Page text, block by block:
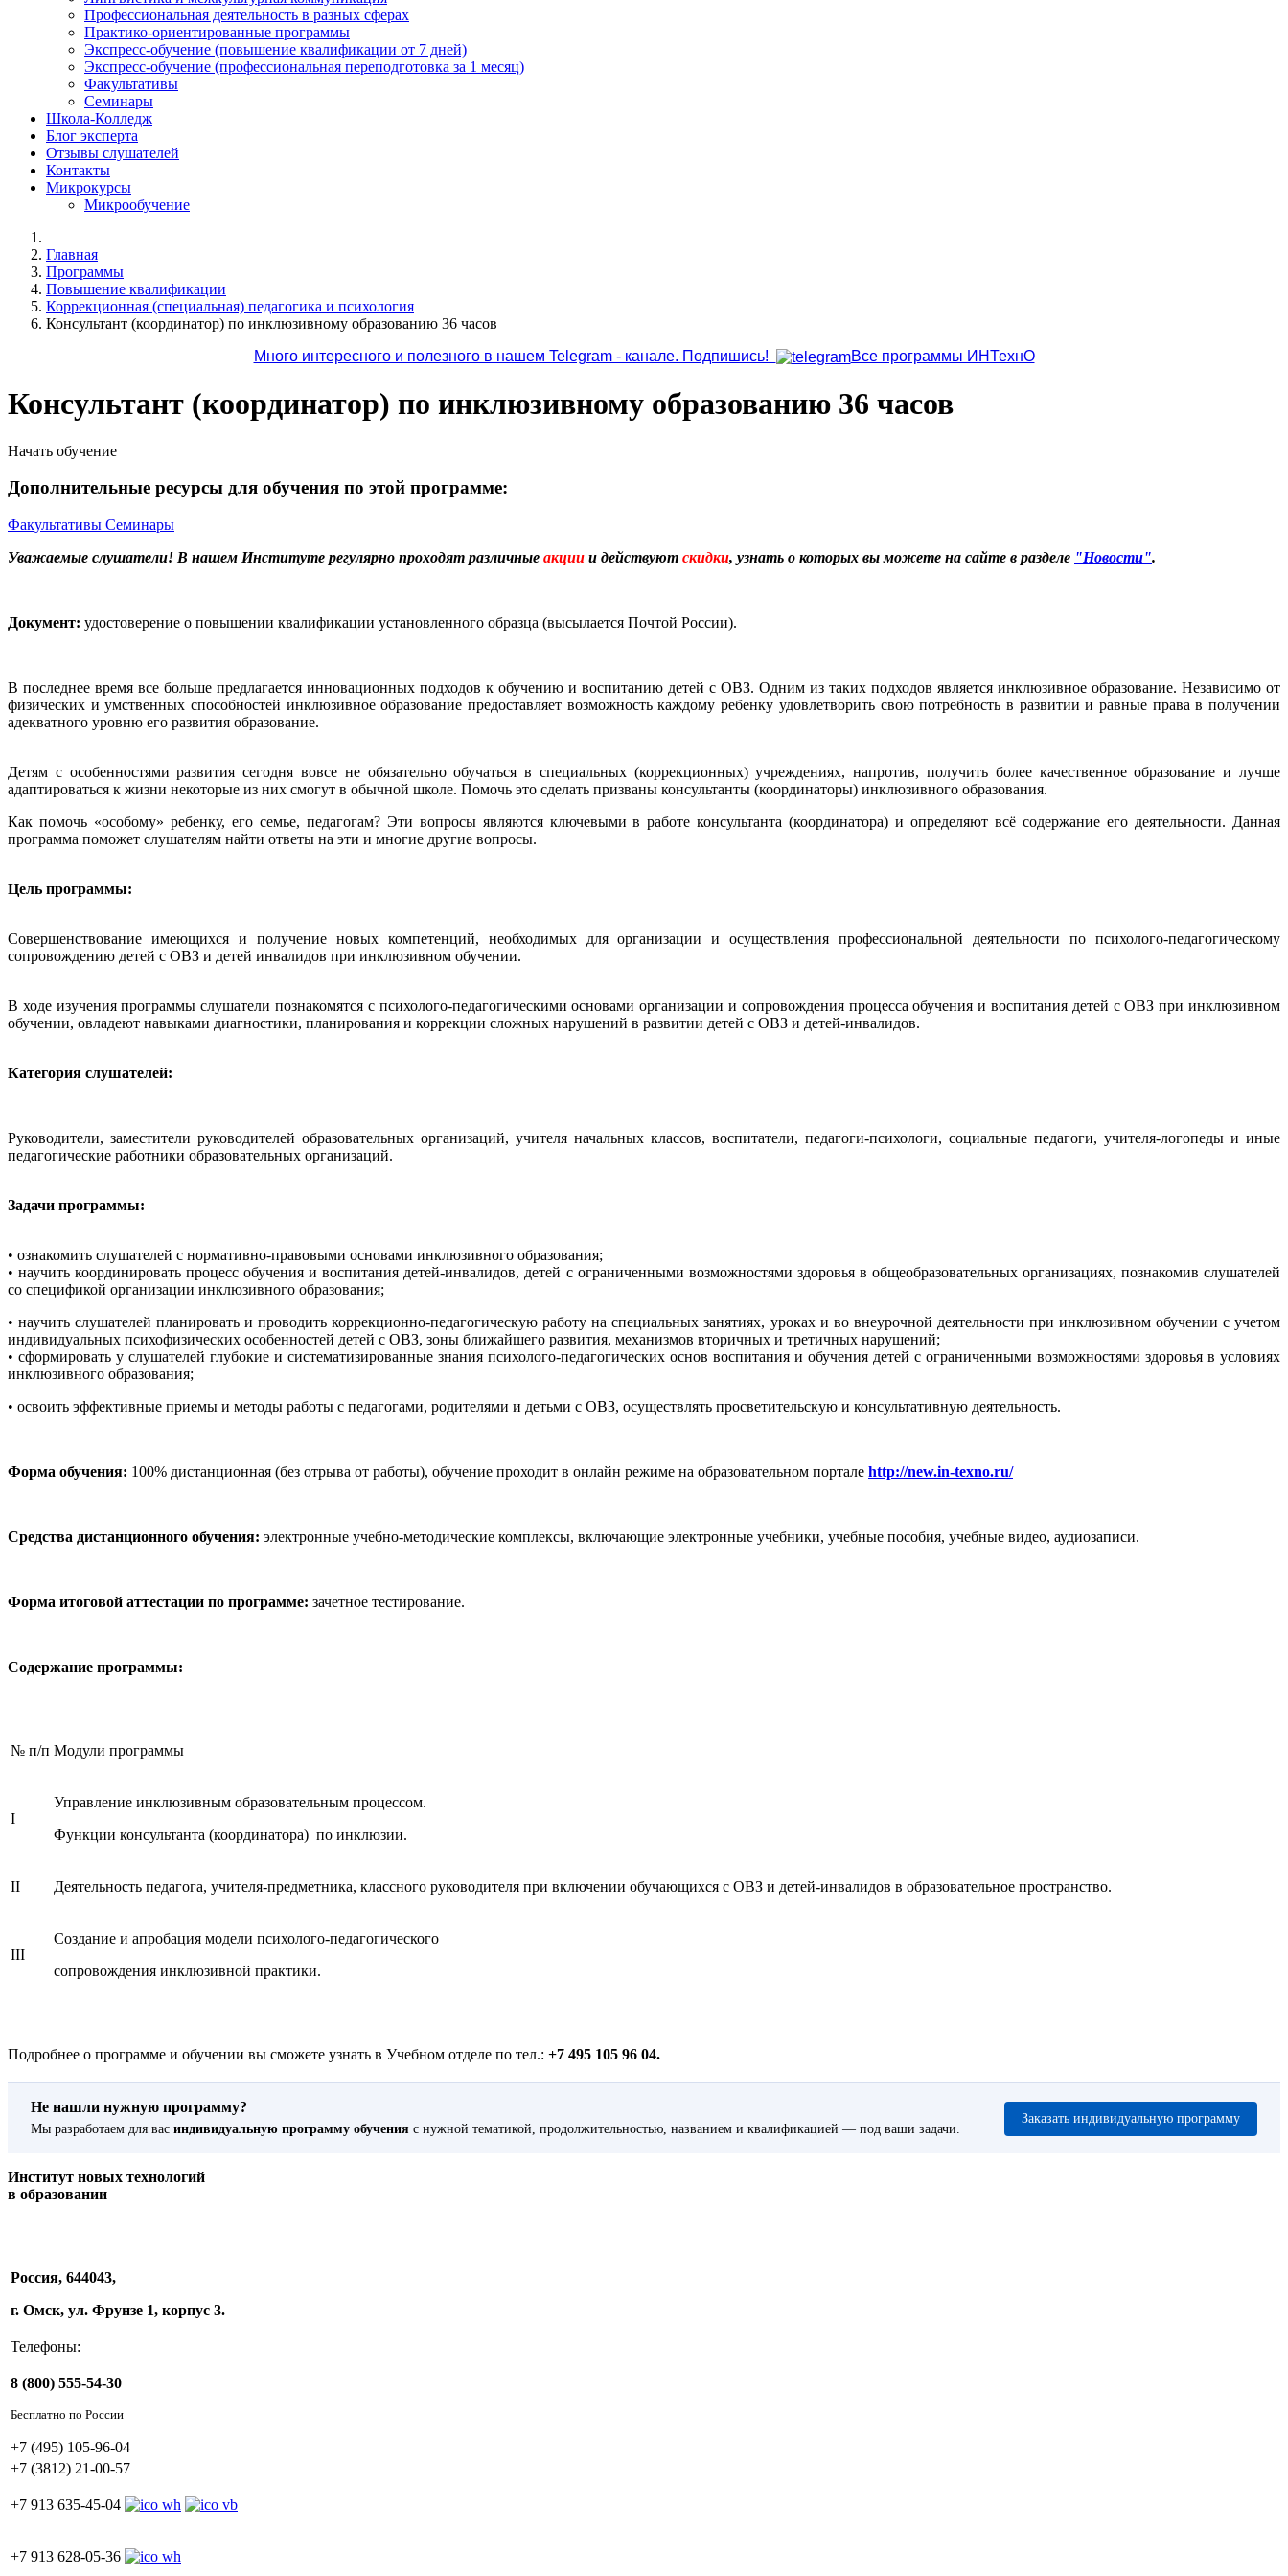
Профессиональная деятельность в разных сферах
Практико-ориентированные программы
Экспресс-обучение (повышение квалификации от 7 дней)
Экспресс-обучение (профессиональная переподготовка за 1 месяц)
Факультативы
Семинары
Школа-Колледж
Блог эксперта
Отзывы слушателей
Контакты
Микрокурсы
Микрообучение
Главная
Программы
Повышение квалификации
Коррекционная (специальная) педагогика и психология
Консультант (координатор) по инклюзивному образованию 36 часов
Много интересного и полезного в нашем Telegram - канале. Подпишись!
Все программы ИНТехнО
Консультант (координатор) по инклюзивному образованию 36 часов
Начать обучение
Дополнительные ресурсы для обучения по этой программе:
Факультативы Семинары
Уважаемые слушатели! В нашем Институте регулярно проходят различные акции и действуют скидки, узнать о которых вы можете на сайте в разделе "Новости".
Документ: удостоверение о повышении квалификации установленного образца (высылается Почтой России).
В последнее время все больше предлагается инновационных подходов к обучению и воспитанию детей с ОВЗ. Одним из таких подходов является инклюзивное образование. Независимо от
физических и умственных способностей инклюзивное образование предоставляет возможность каждому ребенку удовлетворить свою потребность в развитии и равные права в получении
адекватного уровню его развития образование.
Детям с особенностями развития сегодня вовсе не обязательно обучаться в специальных (коррекционных) учреждениях, напротив, получить более качественное образование и лучше
адаптироваться к жизни некоторые из них смогут в обычной школе. Помочь это сделать призваны консультанты (координаторы) инклюзивного образования.
Как помочь «особому» ребенку, его семье, педагогам? Эти вопросы являются ключевыми в работе консультанта (координатора) и определяют всё содержание его деятельности. Данная
программа поможет слушателям найти ответы на эти и многие другие вопросы.
Цель программы:
Совершенствование имеющихся и получение новых компетенций, необходимых для организации и осуществления профессиональной деятельности по психолого-педагогическому
сопровождению детей с ОВЗ и детей инвалидов при инклюзивном обучении.
В ходе изучения программы слушатели познакомятся с психолого-педагогическими основами организации и сопровождения процесса обучения и воспитания детей с ОВЗ при инклюзивном
обучении, овладеют навыками диагностики, планирования и коррекции сложных нарушений в развитии детей с ОВЗ и детей-инвалидов.
Категория слушателей:
Руководители, заместители руководителей образовательных организаций, учителя начальных классов, воспитатели, педагоги-психологи, социальные педагоги, учителя-логопеды и иные
педагогические работники образовательных организаций.
Задачи программы:
• ознакомить слушателей с нормативно-правовыми основами инклюзивного образования;
• научить координировать процесс обучения и воспитания детей-инвалидов, детей с ограниченными возможностями здоровья в общеобразовательных организациях, познакомив слушателей
со спецификой организации инклюзивного образования;
• научить слушателей планировать и проводить коррекционно-педагогическую работу на специальных занятиях, уроках и во внеурочной деятельности при инклюзивном обучении с учетом
индивидуальных психофизических особенностей детей с ОВЗ, зоны ближайшего развития, механизмов вторичных и третичных нарушений;
• сформировать у слушателей глубокие и систематизированные знания психолого-педагогических основ воспитания и обучения детей с ограниченными возможностями здоровья в условиях
инклюзивного образования;
• освоить эффективные приемы и методы работы с педагогами, родителями и детьми с ОВЗ, осуществлять просветительскую и консультативную деятельность.
Форма обучения: 100% дистанционная (без отрыва от работы), обучение проходит в онлайн режиме на образовательном портале http://new.in-texno.ru/
Средства дистанционного обучения: электронные учебно-методические комплексы, включающие электронные учебники, учебные пособия, учебные видео, аудиозаписи.
Форма итоговой аттестации по программе: зачетное тестирование.
Содержание программы:
№ п/п Модули программы
I
Управление инклюзивным образовательным процессом.
Функции консультанта (координатора) по инклюзии.
II Деятельность педагога, учителя-предметника, классного руководителя при включении обучающихся с ОВЗ и детей-инвалидов в образовательное пространство.
III
Создание и апробация модели психолого-педагогического
сопровождения инклюзивной практики.
Подробнее о программе и обучении вы сможете узнать в Учебном отделе по тел.: +7 495 105 96 04.
Не нашли нужную программу?
Мы разработаем для вас индивидуальную программу обучения с нужной тематикой, продолжительностью, названием и квалификацией — под ваши задачи.
Заказать индивидуальную программу
Институт новых технологий
в образовании
Россия, 644043,
г. Омск, ул. Фрунзе 1, корпус 3.
Телефоны:
8 (800) 555-54-30
Бесплатно по России
+7 (495) 105-96-04
+7 (3812) 21-00-57
+7 913 635-45-04
+7 913 628-05-36